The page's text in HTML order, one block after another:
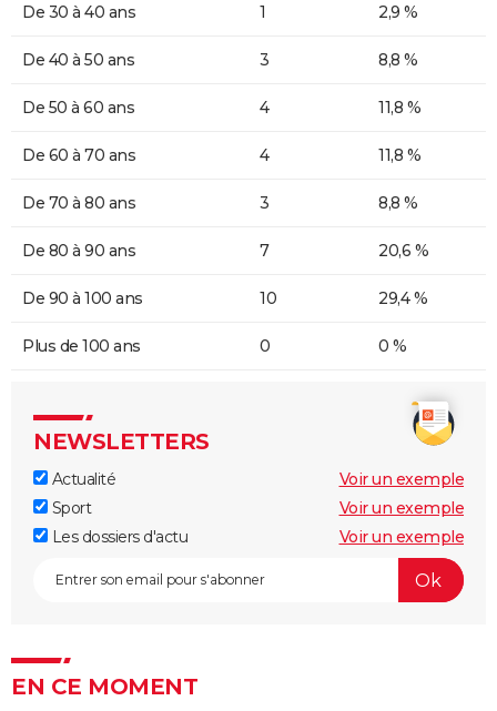
De 30 à 40 ans 1 2,9 %
De 40 à 50 ans 3 8,8 %
De 50 à 60 ans 4 11,8 %
De 60 à 70 ans 4 11,8 %
De 70 à 80 ans 3 8,8 %
De 80 à 90 ans 7 20,6 %
De 90 à 100 ans 10 29,4 %
Plus de 100 ans 0 0 %
NEWSLETTERS
Actualité
Voir un exemple
Sport
Voir un exemple
Les dossiers d'actu
Voir un exemple
EN CE MOMENT